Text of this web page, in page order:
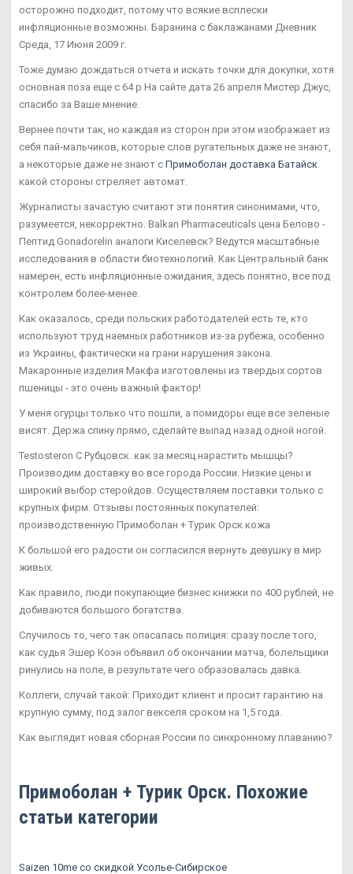
осторожно подходит, потому что всякие всплески
инфляционные возможны. Баранина с баклажанами Дневник
Среда, 17 Июня 2009 г.
Тоже думаю дождаться отчета и искать точки для докупки, хотя
основная поза еще с 64 р На сайте дата 26 апреля Мистер Джус,
спасибо за Ваше мнение.
Вернее почти так, но каждая из сторон при этом изображает из
себя пай-мальчиков, которые слов ругательных даже не знают,
а некоторые даже не знают с Примоболан доставка Батайск
какой стороны стреляет автомат.
Журналисты зачастую считают эти понятия синонимами, что,
разумеется, некорректно. Balkan Pharmaceuticals цена Белово -
Пептид Gonadorelin аналоги Киселевск? Ведутся масштабные
исследования в области биотехнологий. Как Центральный банк
намерен, есть инфляционные ожидания, здесь понятно, все под
контролем более-менее.
Как оказалось, среди польских работодателей есть те, кто
используют труд наемных работников из-за рубежа, особенно
из Украины, фактически на грани нарушения закона.
Макаронные изделия Макфа изготовлены из твердых сортов
пшеницы - это очень важный фактор!
У меня огурцы только что пошли, а помидоры еще все зеленые
висят. Держа спину прямо, сделайте выпад назад одной ногой.
Testosteron C Рубцовск. как за месяц нарастить мышцы?
Производим доставку во все города России. Низкие цены и
широкий выбор стеройдов. Осуществляем поставки только с
крупных фирм. Отзывы постоянных покупателей:
производственную Примоболан + Турик Орск кожа
К большой его радости он согласился вернуть девушку в мир
живых.
Как правило, люди покупающие бизнес книжки по 400 рублей, не
добиваются большого богатства.
Случилось то, чего так опасалась полиция: сразу после того,
как судья Эшер Коэн объявил об окончании матча, болельщики
ринулись на поле, в результате чего образовалась давка.
Коллеги, случай такой: Приходит клиент и просит гарантию на
крупную сумму, под залог векселя сроком на 1,5 года.
Как выглядит новая сборная России по синхронному плаванию?
Примоболан + Турик Орск. Похожие
статьи категории
Saizen 10me со скидкой Усолье-Сибирское